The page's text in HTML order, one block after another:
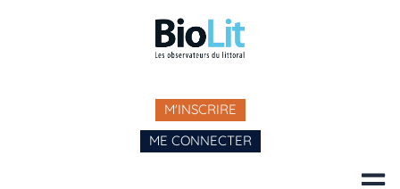
M'INSCRIRE
ME CONNECTER